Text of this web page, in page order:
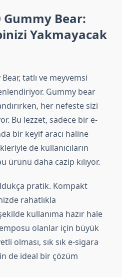
Gummy Bear:
Yakmayacak
tatlı ve meyvemsi
Gummy bear
her nefeste sizi
Bu lezzet, sadece bir e-
bir keyif aracı haline
de kullanıcıların
ürünü daha cazip kılıyor.
pratik. Kompakt
rahatlıkla
kullanıma hazır hale
olanlar için büyük
olması, sık sık e-sigara
de ideal bir çözüm